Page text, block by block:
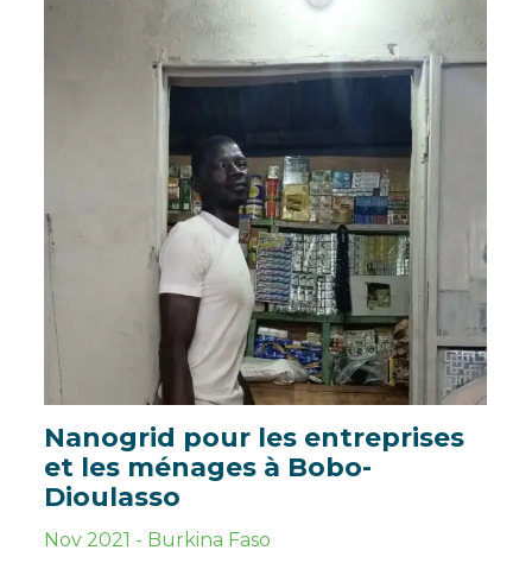
Nanogrid pour les entreprises
et les ménages à Bobo-
Dioulasso
Nov 2021 - Burkina Faso